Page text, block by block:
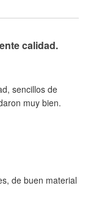
calidad.
sencillos de
muy bien.
de buen material